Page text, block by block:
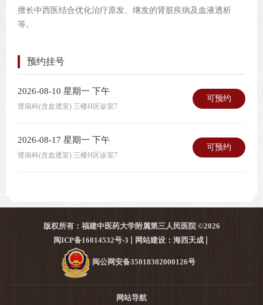
擅长中西医结合优化治疗原发、继发的肾脏疾病及血液透析
等。
预约挂号
2026-08-10 星期一 下午
肾病科(含血透室) 三楼H区诊室7
可预约
2026-08-17 星期一 下午
肾病科(含血透室) 三楼H区诊室7
可预约
版权所有：福建中医药大学附属第三人民医院 ©2026
闽ICP备16014532号-3
网站建设：海西天成
闽公网安备35018302000126号
网站导航